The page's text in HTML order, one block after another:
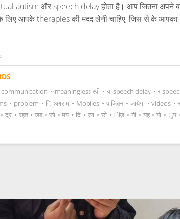
autism और speech delay होता है। आप जितना अपने
लिए आपके therapies की मदद लेनी चाहिए, जिस से के आपका
communication • meaningless स्पी • या speech delay • र
• problem • ि अगर म • Mobiles • प जितन • जायेगा • videos •
• दूर • रहत • जब • जो • मय • दि • रण • छो • ीज़ • नी • यह • यो • ुप •